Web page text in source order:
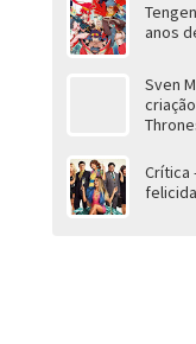
anos
Sven
Crítica